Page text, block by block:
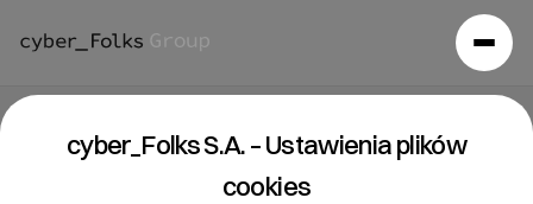
Raport bieżący 04/2017
cyber_Folks S.A. – Ustawienia plików
cookies